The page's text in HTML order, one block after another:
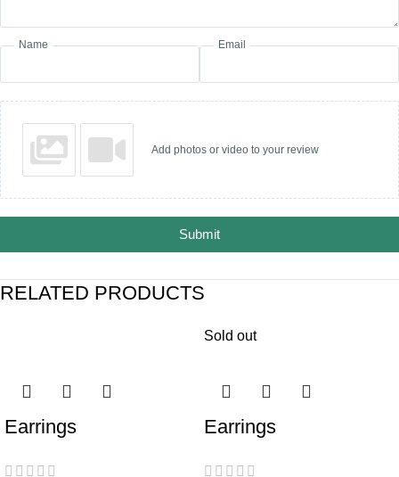
Name Email
Add photos or video to your review
Submit
RELATED PRODUCTS
Earrings
Sold out
Earrings